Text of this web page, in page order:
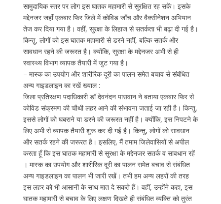
सामुदायिक स्तर पर लोग इस घातक महामारी से सुरक्षित रह सकें। इसके
मद्देनजर जहाँ एकबार फिर जिले में कोविड जाँच और वैक्सीनेशन अभियान
तेज कर दिया गया है। वहीं, सुरक्षा के लिहाज से सतर्कता भी बढ़ा दी गई है।
किन्तु, लोगों को इस घातक महामारी से डरने नहीं, बल्कि सतर्क और
सावधान रहने की जरूरत है। क्योंकि, सुरक्षा के मद्देनजर अभी से ही
स्वास्थ्य विभाग व्यापक तैयारी में जुट गया है।
– मास्क का उपयोग और शारीरिक दूरी का पालन समेत बचाव से संबंधित
अन्य गाइडलाइन का रखें ख्याल :
जिला प्रतिरक्षण पदाधिकारी डॉ देवनंदन पासवान ने बताया एकबार फिर से
कोविड संक्रमण की चौथी लहर आने की संभावना जताई जा रही है। किन्तु,
इससे लोगों को घबराने या डरने की जरूरत नहीं है। क्योंकि, इस निपटने के
लिए अभी से व्यापक तैयारी शुरू कर दी गई है। किन्तु, लोगों को सावधान
और सतर्क रहने की जरूरत है। इसलिए, मैं तमाम जिलेवासियों से अपील
करता हूँ कि इस घातक महामारी से सुरक्षा के मद्देनजर सतर्क व सावधान रहें
। मास्क का उपयोग और शारीरिक दूरी का पालन समेत बचाव से संबंधित
अन्य गाइडलाइन का पालन भी जारी रखें। तभी हम अन्य लहरों की तरह
इस लहर को भी आसानी के साथ मात दे सकते हैं। वहीं, उन्होंने कहा, इस
घातक महामारी से बचाव के लिए लक्षण दिखते ही संबंधित व्यक्ति को तुरंत